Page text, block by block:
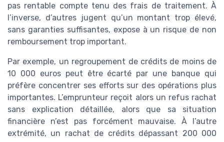
pas rentable compte tenu des frais de traitement. À
l’inverse, d’autres jugent qu’un montant trop élevé,
sans garanties suffisantes, expose à un risque de non
remboursement trop important.
Par exemple, un regroupement de crédits de moins de
10 000 euros peut être écarté par une banque qui
préfère concentrer ses efforts sur des opérations plus
importantes. L’emprunteur reçoit alors un refus rachat
sans explication détaillée, alors que sa situation
financière n’est pas forcément mauvaise. À l’autre
extrémité, un rachat de crédits dépassant 200 000